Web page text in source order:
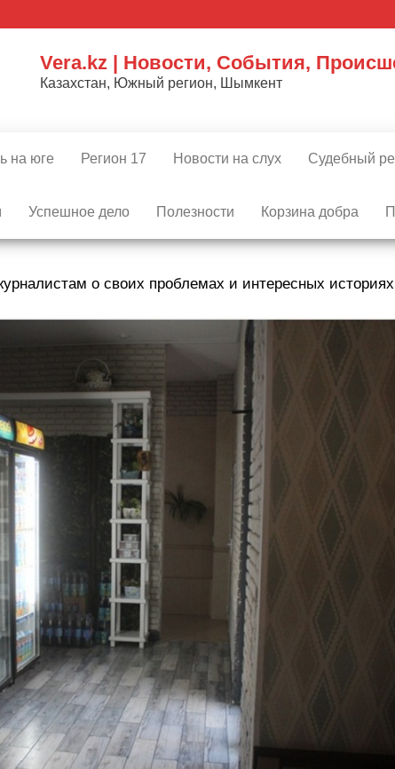
Vera.kz | Новости, События,
Казахстан, Южный регион, Шымкент
на юге Регион 17 Новости на слух Судебный
Успешное дело Полезности Корзина добра
о своих проблемах и интересных